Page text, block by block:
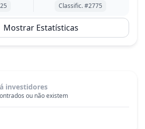
Classific. #2775
Mostrar Estatísticas
investidores
ou não existem